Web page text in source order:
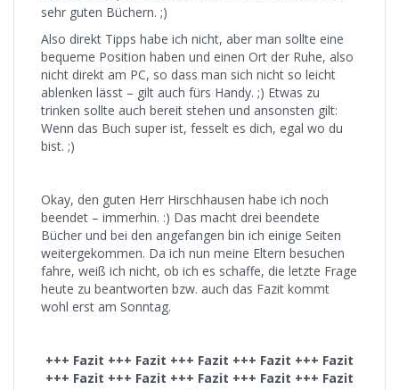
sehr guten Büchern. ;)
Also direkt Tipps habe ich nicht, aber man sollte eine
bequeme Position haben und einen Ort der Ruhe, also
nicht direkt am PC, so dass man sich nicht so leicht
ablenken lässt – gilt auch fürs Handy. ;) Etwas zu
trinken sollte auch bereit stehen und ansonsten gilt:
Wenn das Buch super ist, fesselt es dich, egal wo du
bist. ;)
Okay, den guten Herr Hirschhausen habe ich noch
beendet – immerhin. :) Das macht drei beendete
Bücher und bei den angefangen bin ich einige Seiten
weitergekommen. Da ich nun meine Eltern besuchen
fahre, weiß ich nicht, ob ich es schaffe, die letzte Frage
heute zu beantworten bzw. auch das Fazit kommt
wohl erst am Sonntag.
+++ Fazit +++ Fazit +++ Fazit +++ Fazit +++ Fazit
+++ Fazit +++ Fazit +++ Fazit +++ Fazit +++ Fazit